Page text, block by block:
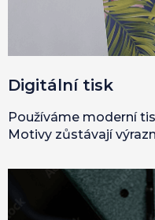
Digitální tisk
Používáme moderní
Motivy zůstávají